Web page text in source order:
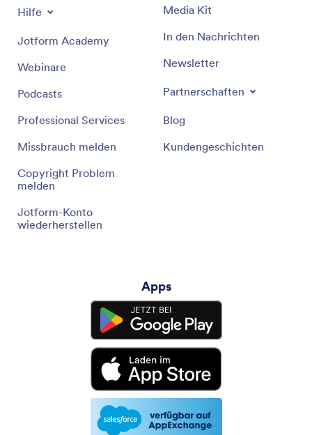
Hilfe
Jotform Academy
Webinare
Podcasts
Professional Services
Missbrauch melden
Copyright Problem
melden
Jotform-Konto
wiederherstellen
Media Kit
In den Nachrichten
Newsletter
Partnerschaften
Blog
Kundengeschichten
Apps